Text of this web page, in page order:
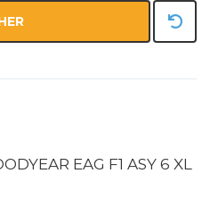
EAG F1 ASY 6 XL